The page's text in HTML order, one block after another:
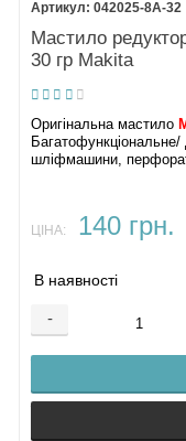
042025-8A-32
Мастило
30 гр Makita
Оригінальна мастило
шліфмашини,
ЦІНА: 140 грн.
В наявності
-